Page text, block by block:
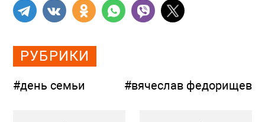
РУБРИКИ
#день семьи #вячеслав федорищев